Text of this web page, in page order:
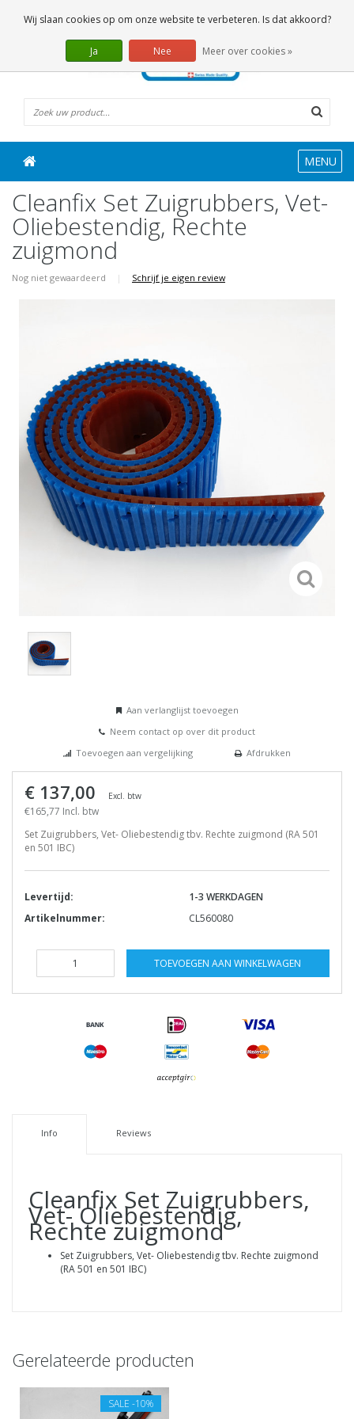
0 Artikelen
MENU
Cleanfix Set Zuigrubbers, Vet-
Oliebestendig, Rechte
zuigmond
Nog niet gewaardeerd | Schrijf je eigen review
Aan verlanglijst toevoegen
Neem contact op over dit product
Toevoegen aan vergelijking
Afdrukken
€ 137,00 Excl. btw
€165,77 Incl. btw
Set Zuigrubbers, Vet- Oliebestendig tbv. Rechte zuigmond (RA 501
en 501 IBC)
Levertijd:
1-3 WERKDAGEN
Artikelnummer:
CL560080
TOEVOEGEN AAN WINKELWAGEN
Info Reviews
Cleanfix Set Zuigrubbers,
Vet- Oliebestendig,
Rechte zuigmond
Set Zuigrubbers, Vet- Oliebestendig tbv. Rechte zuigmond
(RA 501 en 501 IBC)
Gerelateerde producten
SALE -10%
Wij slaan cookies op om onze website te verbeteren. Is dat akkoord?
Ja Nee Meer over cookies »